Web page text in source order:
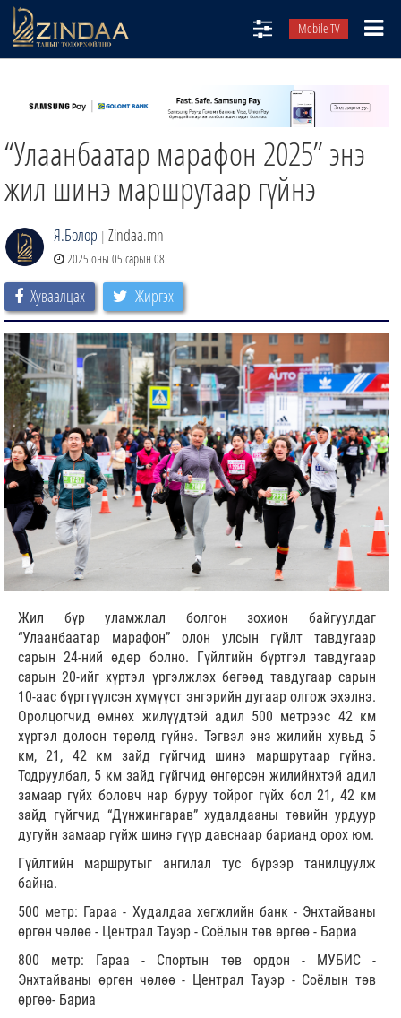
Mobile TV
ТВ8
ӨГЛӨӨНИЙ СОНИН
“Улаанбаатар марафон 2025” энэ
жил шинэ маршрутаар гүйнэ
Я.Болор | Zindaa.mn
2025 оны 05 сарын 08
Хуваалцах Жиргэх
Жил бүр уламжлал болгон зохион байгуулдаг
“Улаанбаатар марафон” олон улсын гүйлт тавдугаар
сарын 24-ний өдөр болно. Гүйлтийн бүртгэл тавдугаар
сарын 20-ийг хүртэл үргэлжлэх бөгөөд тавдугаар сарын
10-аас бүртгүүлсэн хүмүүст энгэрийн дугаар олгож эхэлнэ.
Оролцогчид өмнөх жилүүдтэй адил 500 метрээс 42 км
хүртэл долоон төрөлд гүйнэ. Тэгвэл энэ жилийн хувьд 5
км, 21, 42 км зайд гүйгчид шинэ маршрутаар гүйнэ.
Тодруулбал, 5 км зайд гүйгчид өнгөрсөн жилийнхтэй адил
замаар гүйх боловч нар буруу тойрог гүйх бол 21, 42 км
зайд гүйгчид “Дүнжингарав” худалдааны төвийн урдуур
дугуйн замаар гүйж шинэ гүүр давснаар барианд орох юм.
Гүйлтийн маршрутыг ангилал тус бүрээр танилцуулж
байна.
500 метр: Гараа - Худалдаа хөгжлийн банк - Энхтайваны
өргөн чөлөө - Централ Тауэр - Соёлын төв өргөө - Бариа
800 метр: Гараа - Спортын төв ордон - МУБИС -
Энхтайваны өргөн чөлөө - Централ Тауэр - Соёлын төв
өргөө- Бариа